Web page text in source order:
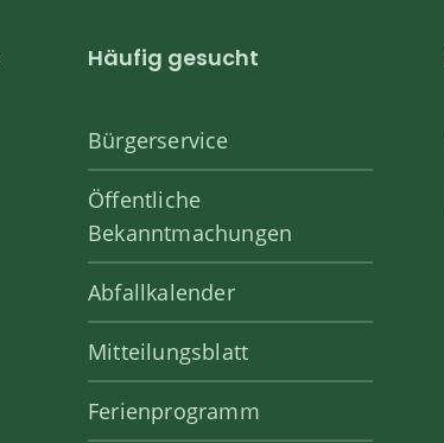
Häufig gesucht
Bürgerservice
Öffentliche
Bekanntmachungen
Abfallkalender
Mitteilungsblatt
Ferienprogramm